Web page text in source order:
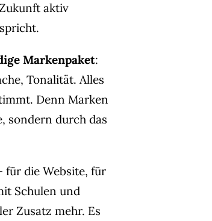
aktiv
Markenpaket:
Tonalität. Alles
Denn Marken
sondern durch das
die Website, für
Schulen und
Zusatz mehr. Es